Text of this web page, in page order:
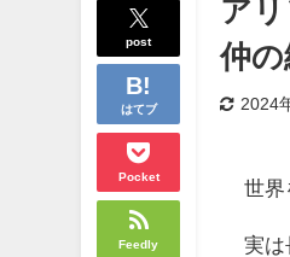
post
はてブ
Pocket
Feedly
ア
仲
2024
世界
実は